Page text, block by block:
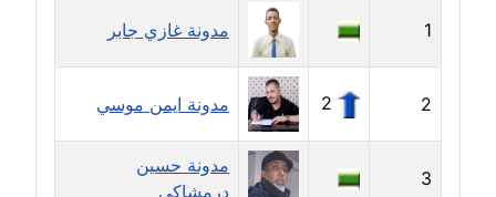
مدونة أمل الخولي
عاملة
مدونة أمل درويش
عاملة
1 مدونة غازي جابر
2
2 مدونة ايمن موسي
3
مدونة حسين
درمشاكي